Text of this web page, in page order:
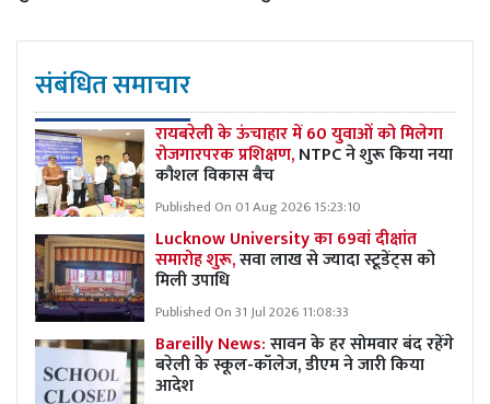
संबंधित समाचार
रायबरेली के ऊंचाहार में 60 युवाओं को मिलेगा
रोजगारपरक प्रशिक्षण,NTPC ने शुरू किया नया
कौशल विकास बैच
Published On 01 Aug 2026 15:23:10
Lucknow University का 69वां दीक्षांत
समारोह शुरू,सवा लाख से ज्यादा स्टूडेंट्स को
मिली उपाधि
Published On 31 Jul 2026 11:08:33
Bareilly News:सावन के हर सोमवार बंद रहेंगे
बरेली के स्कूल-कॉलेज, डीएम ने जारी किया
आदेश